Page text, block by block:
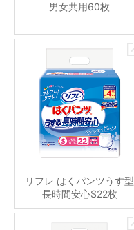
男女共用60枚
リフレ はくパンツうす型
長時間安心S22枚